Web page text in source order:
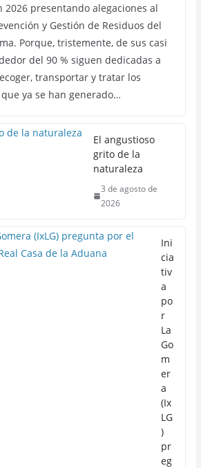
presentando alegaciones al
y Gestión de Residuos del
Porque, tristemente, de sus casi
del 90 % siguen dedicadas a
transportar y tratar los
ya se han generado…
El angustioso
grito de la
naturaleza
3 de agosto de
2026
Ini
cia
tiv
a
po
r
La
Go
m
er
a
(Ix
LG
)
pr
eg